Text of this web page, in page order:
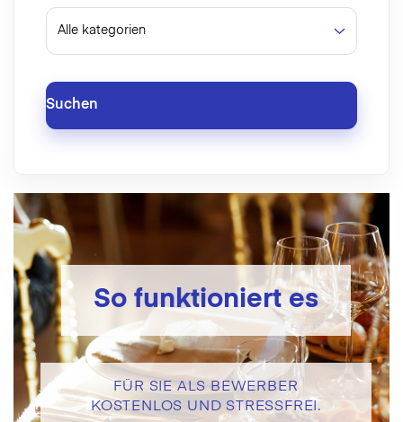
So funktioniert es
FÜR SIE ALS BEWERBER
KOSTENLOS UND STRESSFREI.